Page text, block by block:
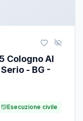
Cologno Al
- BG -
Esecuzione civile